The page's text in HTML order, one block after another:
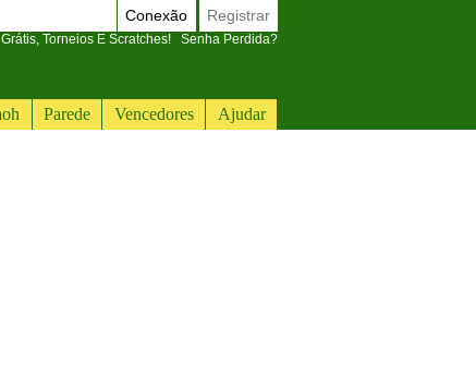
Parede Vencedores Ajudar
Conexão Registrar
Torneios E Scratches! Senha Perdida?